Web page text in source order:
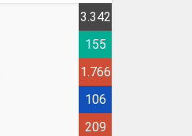
3.342
155
1.766
106
209